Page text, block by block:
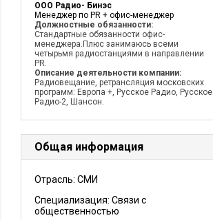
ООО Радио- Бинэс
Менеджер по PR + офис-менеджер
Должностные обязанности:
Стандартные обязанности офис-
менеджера.Плюс занимаюсь всеми
четырьмя радиостанциями в направлении
PR.
Описание деятельности компании:
Радиовещание, ретрансляция московских
программ: Европа +, Русское Радио, Русское
Радио-2, Шансон.
Общая информация
Отрасль: СМИ
Специализация: Связи с
общественностью